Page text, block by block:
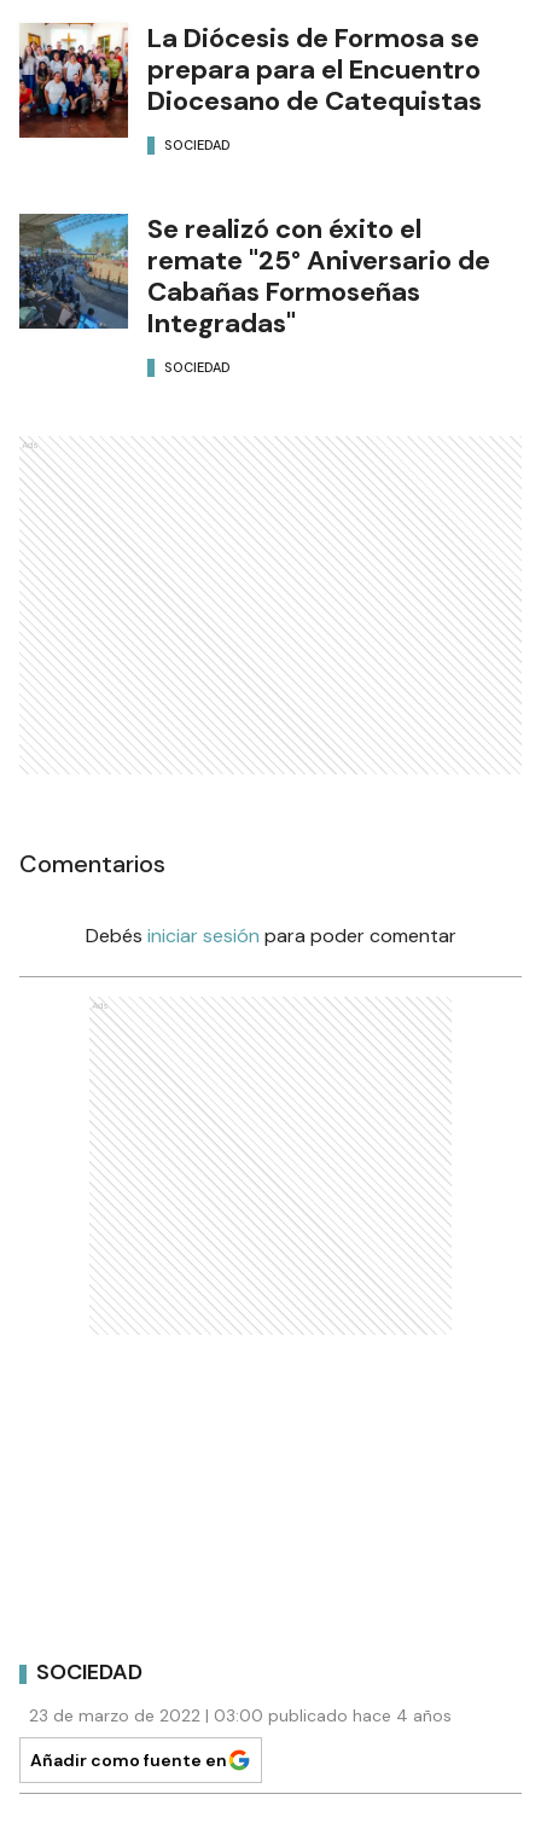
La Diócesis de Formosa se
prepara para el Encuentro
Diocesano de Catequistas
SOCIEDAD
Se realizó con éxito el
remate "25° Aniversario de
Cabañas Formoseñas
Integradas"
SOCIEDAD
Ads
Comentarios
Debés iniciar sesión para poder comentar
Ads
SOCIEDAD
23 de marzo de 2022 | 03:00 publicado hace 4 años
Añadir como fuente en